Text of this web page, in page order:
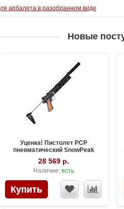
арбалета в разобранном виде
Новые
Уценка! Пистолет PCP
пневматический SnowPeak
PP750L, калибр 4.5 мм
28 569 р.
Наличие: есть